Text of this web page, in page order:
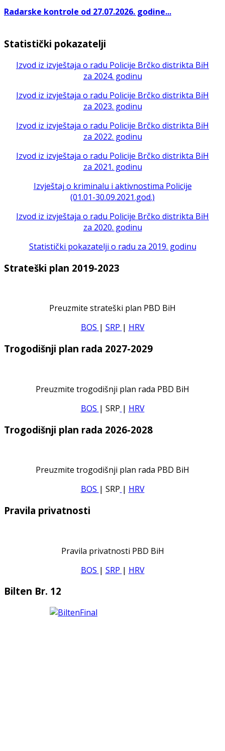
Radarske kontrole od 27.07.2026. godine...
Statistički pokazatelji
Izvod iz izvještaja o radu Policije Brčko distrikta BiH
za 2024. godinu
Izvod iz izvještaja o radu Policije Brčko distrikta BiH
za 2023. godinu
Izvod iz izvještaja o radu Policije Brčko distrikta BiH
za 2022. godinu
Izvod iz izvještaja o radu Policije Brčko distrikta BiH
za 2021. godinu
Izvještaj o kriminalu i aktivnostima Policije
(01.01-30.09.2021.god.)
Izvod iz izvještaja o radu Policije Brčko distrikta BiH
za 2020. godinu
Statistički pokazatelji o radu za 2019. godinu
Strateški plan 2019-2023
Preuzmite strateški plan PBD BiH
BOS | SRP | HRV
Trogodišnji plan rada 2027-2029
Preuzmite trogodišnji plan rada PBD BiH
BOS | SRP | HRV
Trogodišnji plan rada 2026-2028
Preuzmite trogodišnji plan rada PBD BiH
BOS | SRP | HRV
Pravila privatnosti
Pravila privatnosti PBD BiH
BOS | SRP | HRV
Bilten Br. 12